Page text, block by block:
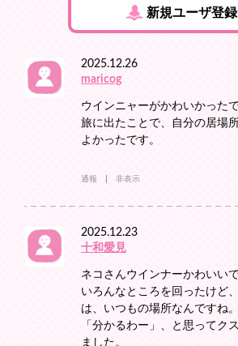
新規ユーザ登録
2025.12.26
maricog
ウインニャーがかわいかったで
旅に出たことで、自分の居場
よかったです。
通報 非表示
2025.12.23
十和愛見
ネコさんウインナーかわいいで
いろんなところを回ったけど
は、いつもの場所なんですね。
「分かるわー」、と思ってク
ました。